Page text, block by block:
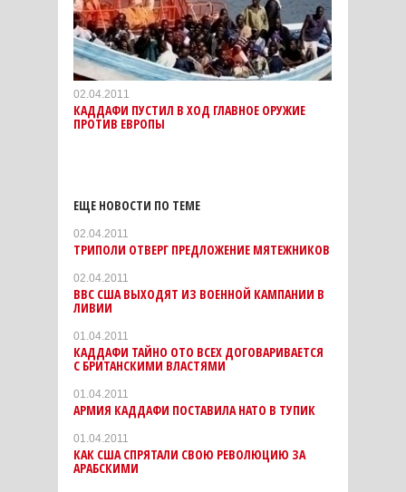
02.04.2011
КАДДАФИ ПУСТИЛ В ХОД ГЛАВНОЕ ОРУЖИЕ
ПРОТИВ ЕВРОПЫ
ЕЩЕ НОВОСТИ ПО ТЕМЕ
02.04.2011
ТРИПОЛИ ОТВЕРГ ПРЕДЛОЖЕНИЕ МЯТЕЖНИКОВ
02.04.2011
ВВС США ВЫХОДЯТ ИЗ ВОЕННОЙ КАМПАНИИ В
ЛИВИИ
01.04.2011
КАДДАФИ ТАЙНО ОТО ВСЕХ ДОГОВАРИВАЕТСЯ
С БРИТАНСКИМИ ВЛАСТЯМИ
01.04.2011
АРМИЯ КАДДАФИ ПОСТАВИЛА НАТО В ТУПИК
01.04.2011
КАК США СПРЯТАЛИ СВОЮ РЕВОЛЮЦИЮ ЗА
АРАБСКИМИ